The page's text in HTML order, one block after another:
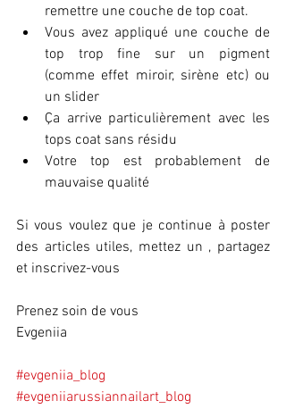
remettre une couche de top coat.
Vous avez appliqué une couche de
top trop fine sur un pigment
(comme effet miroir, sirène etc) ou
un slider
Ça arrive particulièrement avec les
tops coat sans résidu
Votre top est probablement de
mauvaise qualité
Si vous voulez que je continue à poster
des articles utiles, mettez un , partagez
et inscrivez-vous
Prenez soin de vous
Evgeniia
#evgeniia_blog
#evgeniiarussiannailart_blog